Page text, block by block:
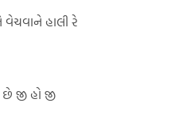
હાલી રે
જી હો જી